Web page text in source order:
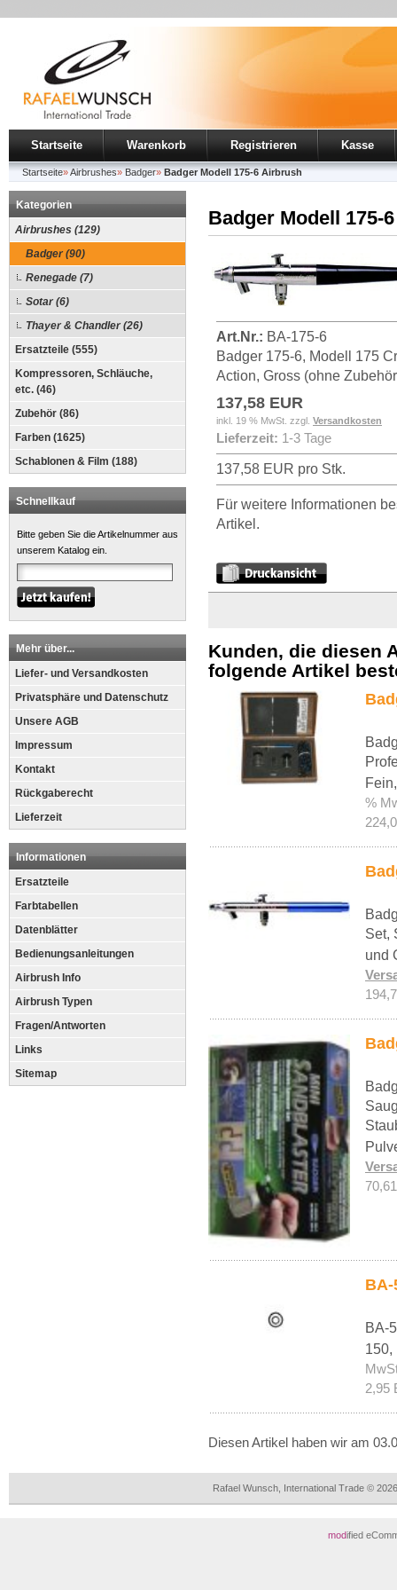
Startseite Warenkorb Registrieren Kasse
Startseite»Airbrushes» Badger» Badger Modell 175-6 Airbrush
Kategorien
Airbrushes (129)
Badger (90)
Renegade (7)
Sotar (6)
Thayer & Chandler (26)
Ersatzteile (555)
Kompressoren, Schläuche,
etc. (46)
Zubehör (86)
Farben (1625)
Schablonen & Film (188)
Schnellkauf
Bitte geben Sie die Artikelnummer aus
unserem Katalog ein.
Mehr über...
Liefer- und Versandkosten
Privatsphäre und Datenschutz
Unsere AGB
Impressum
Kontakt
Rückgaberecht
Lieferzeit
Informationen
Ersatzteile
Farbtabellen
Datenblätter
Bedienungsanleitungen
Airbrush Info
Airbrush Typen
Fragen/Antworten
Links
Sitemap
Badger Modell 175-
Art.Nr.: BA-175-6
Badger 175-6, Modell 175
Action, Gross (ohne
137,58 EUR
inkl. 19 % MwSt. zzgl. Versandkosten
Lieferzeit: 1-3 Tage
137,58 EUR pro Stk.
Für weitere Informationen
Artikel.
Kunden, die diesen
folgende Artikel
%
Set,
und
BA-
BA-
150,
2,95
Diesen Artikel haben wir am
Rafael Wunsch, International Trade ©
modified